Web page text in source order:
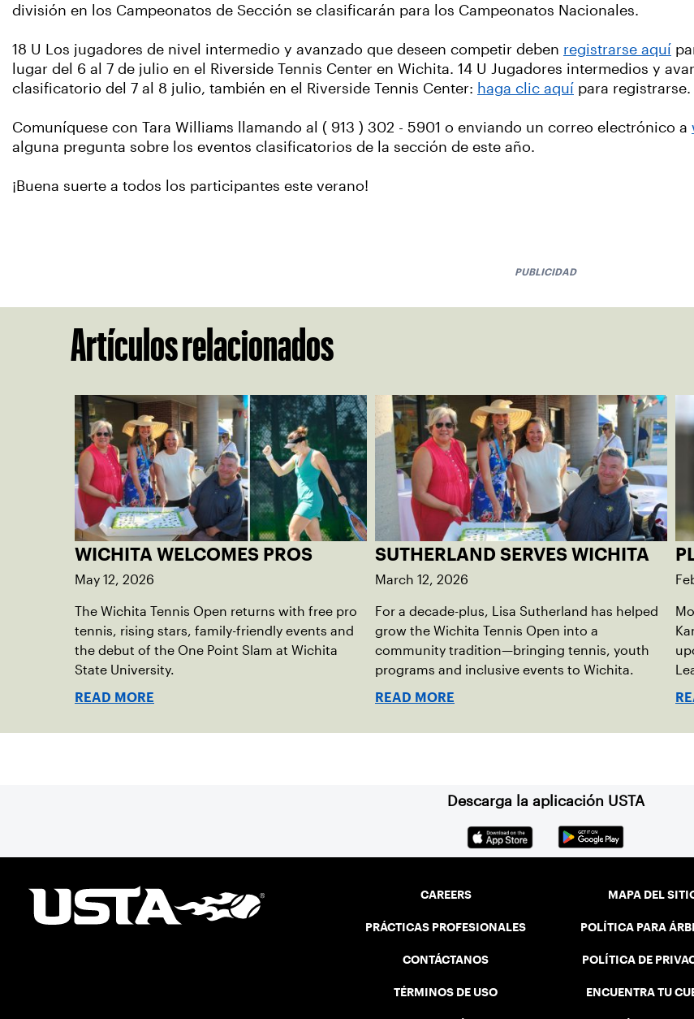
división en los Campeonatos de Sección se clasificarán para los Campeonatos Nacionales.
18 U Los jugadores de nivel intermedio y avanzado que deseen competir deben registrarse aquí
lugar del 6 al 7 de julio en el Riverside Tennis Center en Wichita. 14 U Jugadores intermedios y
clasificatorio del 7 al 8 julio, también en el Riverside Tennis Center: haga clic aquí para registrarse.
Comuníquese con Tara Williams llamando al ( 913 ) 302 - 5901 o enviando un correo electrónico a
alguna pregunta sobre los eventos clasificatorios de la sección de este año.
¡Buena suerte a todos los participantes este verano!
PUBLICIDAD
Artículos relacionados
WICHITA WELCOMES PROS
May 12, 2026
The Wichita Tennis Open returns with free pro
tennis, rising stars, family-friendly events and
the debut of the One Point Slam at Wichita
State University.
READ MORE
SUTHERLAND SERVES WICHITA
March 12, 2026
For a decade-plus, Lisa Sutherland has helped
grow the Wichita Tennis Open into a
community tradition—bringing tennis, youth
programs and inclusive events to Wichita.
READ MORE
Descarga la aplicación USTA
CAREERS
PRÁCTICAS PROFESIONALES
CONTÁCTANOS
TÉRMINOS DE USO
MAPA DEL
POLÍTICA PARA
POLÍTICA DE
ENCUENTRA TU